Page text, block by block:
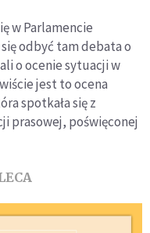
w Parlamencie
odbyć tam debata o
o ocenie sytuacji w
jest to ocena
spotkała się z
prasowej, poświęconej